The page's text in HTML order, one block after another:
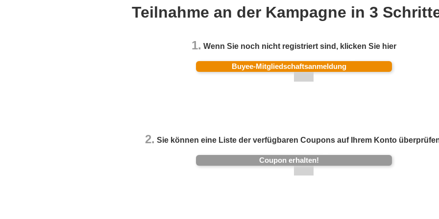
Teilnahme an der Kampagne in 3
1. Wenn Sie noch nicht registriert sind, klicken Sie hier
Buyee-Mitgliedschaftsanmeldung
2. Sie können eine Liste der verfügbaren Coupons auf Ihrem Konto
Coupon erhalten!